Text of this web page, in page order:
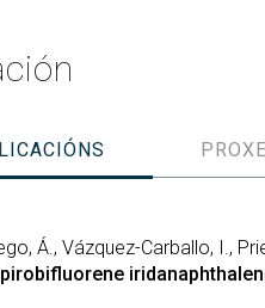
Á., Vázquez-Carballo, I.,